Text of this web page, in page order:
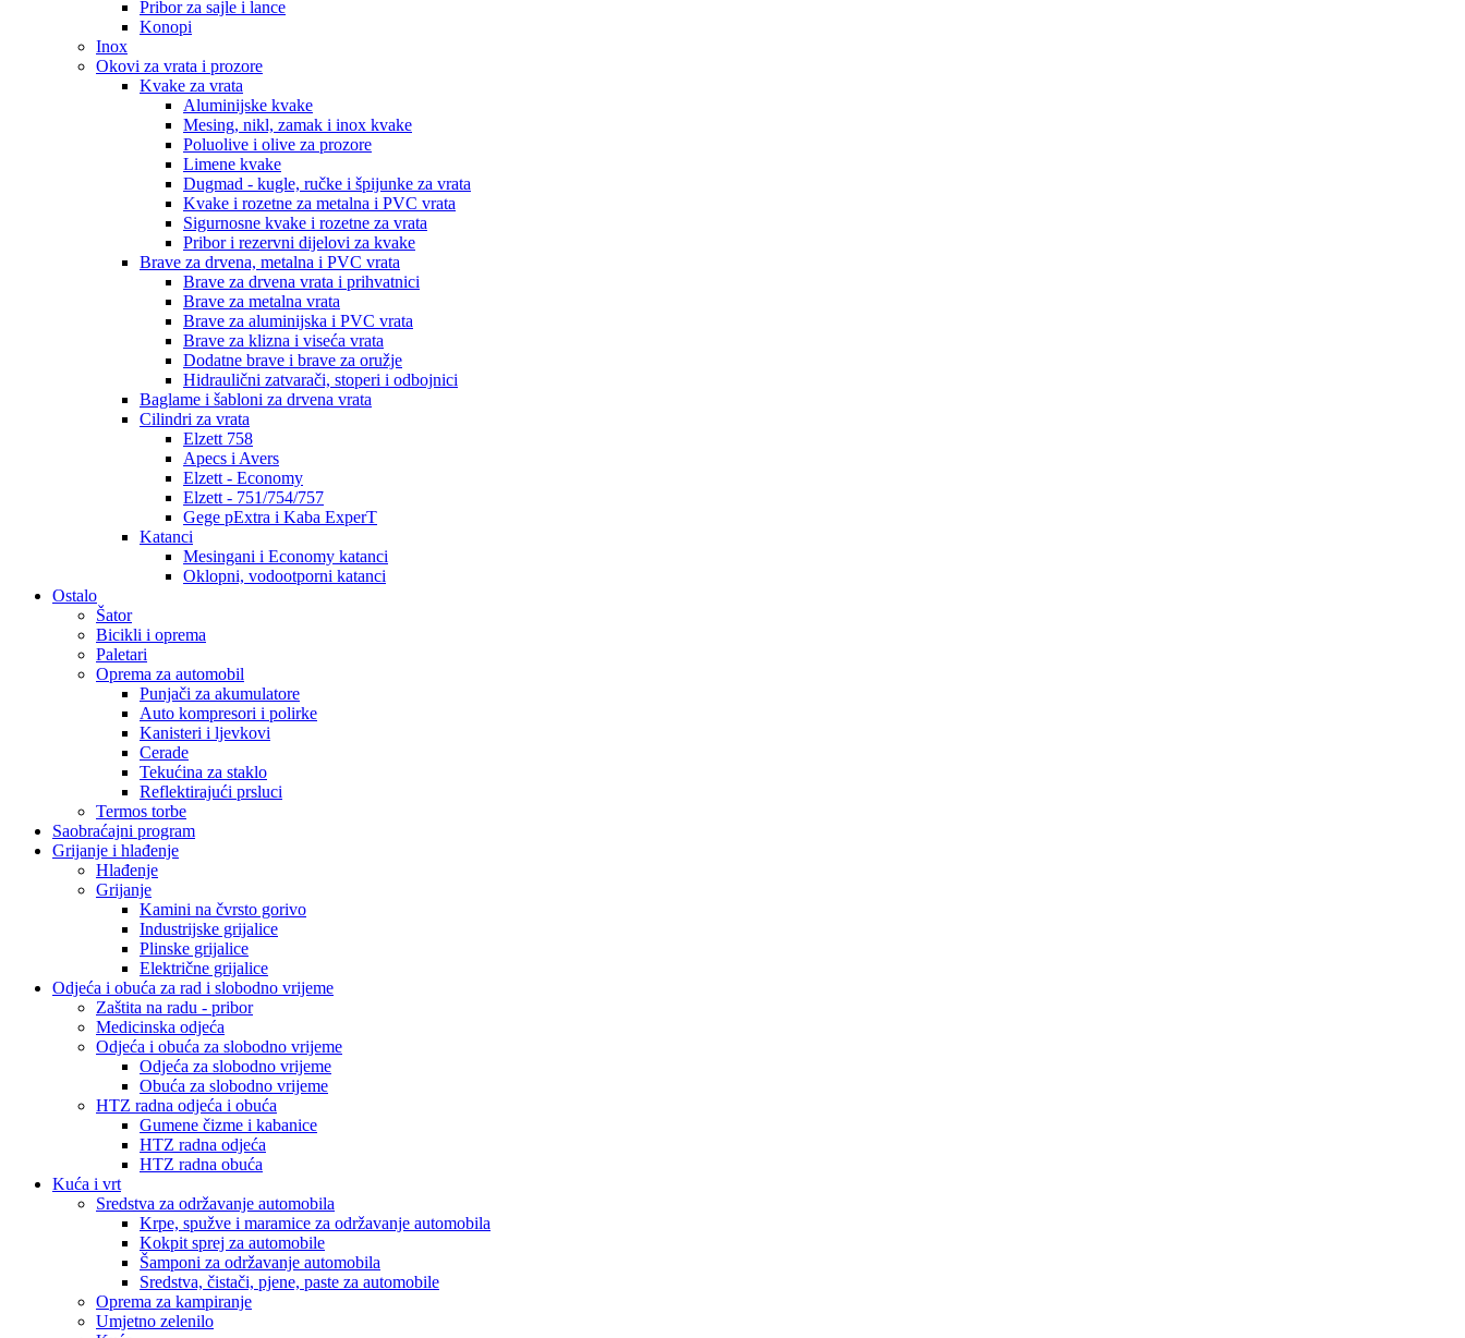
Pribor za sajle i lance
Konopi
Inox
Okovi za vrata i prozore
Kvake za vrata
Aluminijske kvake
Mesing, nikl, zamak i inox kvake
Poluolive i olive za prozore
Limene kvake
Dugmad - kugle, ručke i špijunke za vrata
Kvake i rozetne za metalna i PVC vrata
Sigurnosne kvake i rozetne za vrata
Pribor i rezervni dijelovi za kvake
Brave za drvena, metalna i PVC vrata
Brave za drvena vrata i prihvatnici
Brave za metalna vrata
Brave za aluminijska i PVC vrata
Brave za klizna i viseća vrata
Dodatne brave i brave za oružje
Hidraulični zatvarači, stoperi i odbojnici
Baglame i šabloni za drvena vrata
Cilindri za vrata
Elzett 758
Apecs i Avers
Elzett - Economy
Elzett - 751/754/757
Gege pExtra i Kaba ExperT
Katanci
Mesingani i Economy katanci
Oklopni, vodootporni katanci
Ostalo
Šator
Bicikli i oprema
Paletari
Oprema za automobil
Punjači za akumulatore
Auto kompresori i polirke
Kanisteri i ljevkovi
Cerade
Tekućina za staklo
Reflektirajući prsluci
Termos torbe
Saobraćajni program
Grijanje i hlađenje
Hlađenje
Grijanje
Kamini na čvrsto gorivo
Industrijske grijalice
Plinske grijalice
Električne grijalice
Odjeća i obuća za rad i slobodno vrijeme
Zaštita na radu - pribor
Medicinska odjeća
Odjeća i obuća za slobodno vrijeme
Odjeća za slobodno vrijeme
Obuća za slobodno vrijeme
HTZ radna odjeća i obuća
Gumene čizme i kabanice
HTZ radna odjeća
HTZ radna obuća
Kuća i vrt
Sredstva za održavanje automobila
Krpe, spužve i maramice za održavanje automobila
Kokpit sprej za automobile
Šamponi za održavanje automobila
Sredstva, čistači, pjene, paste za automobile
Oprema za kampiranje
Umjetno zelenilo